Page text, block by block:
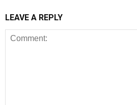
LEAVE A REPLY